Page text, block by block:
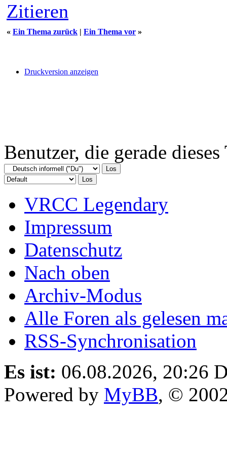
Zitieren
« Ein Thema zurück | Ein Thema vor »
Druckversion anzeigen
Benutzer, die gerade
VRCC Legendary
Impressum
Datenschutz
Nach oben
Archiv-Modus
Alle Foren als gelesen
RSS-Synchronisation
Es ist: 06.08.2026, 20:26
Powered by MyBB, ©